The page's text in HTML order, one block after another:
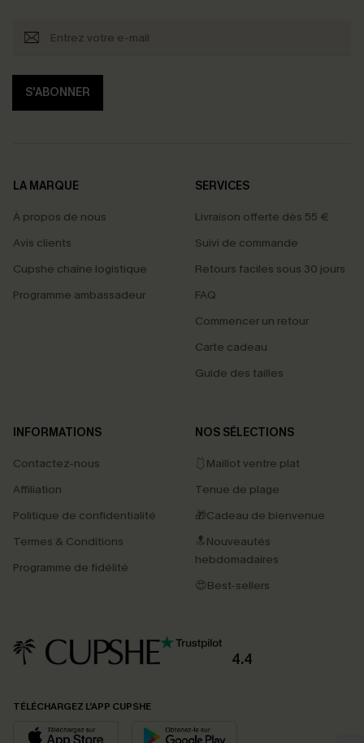
S'ABONNER
LA MARQUE
À propos de nous
Avis clients
Cupshe chaîne logistique
Programme ambassadeur
SERVICES
Livraison offerte dès 55 €
Suivi de commande
Retours faciles sous 30 jours
FAQ
Commencer un retour
Carte cadeau
Guide des tailles
INFORMATIONS
Contactez-nous
Affiliation
Politique de confidentialité
Termes & Conditions
Programme de fidélité
NOS SÉLECTIONS
🩱Maillot ventre plat
Tenue de plage
🎁Cadeau de bienvenue
🔝Nouveautés
hebdomadaires
😍Best-sellers
4.4
TÉLÉCHARGEZ L’APP CUPSHE
PROFITEZ DE -15%
-15% dès 2 Achetés par E-mail